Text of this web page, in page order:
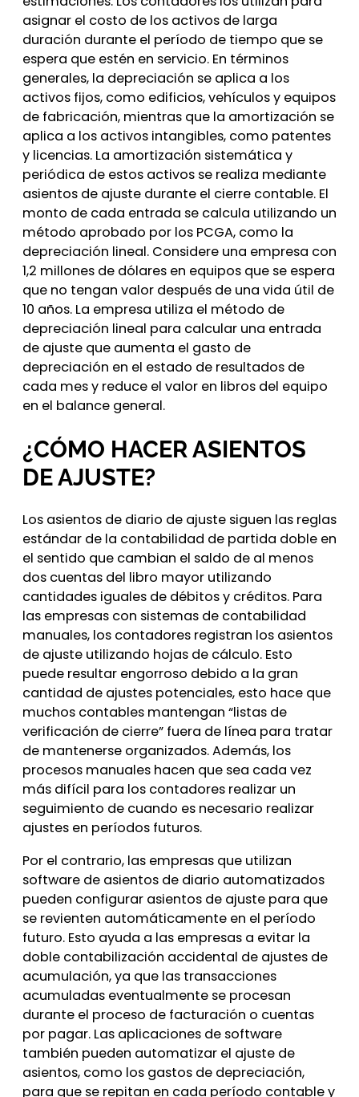
asignar el costo de los activos de larga
duración durante el período de tiempo que se
espera que estén en servicio. En términos
generales, la depreciación se aplica a los
activos fijos, como edificios, vehículos y equipos
de fabricación, mientras que la amortización se
aplica a los activos intangibles, como patentes
y licencias. La amortización sistemática y
periódica de estos activos se realiza mediante
asientos de ajuste durante el cierre contable. El
monto de cada entrada se calcula utilizando un
método aprobado por los PCGA, como la
depreciación lineal. Considere una empresa con
1,2 millones de dólares en equipos que se espera
que no tengan valor después de una vida útil de
10 años. La empresa utiliza el método de
depreciación lineal para calcular una entrada
de ajuste que aumenta el gasto de
depreciación en el estado de resultados de
cada mes y reduce el valor en libros del equipo
en el balance general.
¿CÓMO HACER ASIENTOS
DE AJUSTE?
Los asientos de diario de ajuste siguen las reglas
estándar de la contabilidad de partida doble en
el sentido que cambian el saldo de al menos
dos cuentas del libro mayor utilizando
cantidades iguales de débitos y créditos. Para
las empresas con sistemas de contabilidad
manuales, los contadores registran los asientos
de ajuste utilizando hojas de cálculo. Esto
puede resultar engorroso debido a la gran
cantidad de ajustes potenciales, esto hace que
muchos contables mantengan “listas de
verificación de cierre” fuera de línea para tratar
de mantenerse organizados. Además, los
procesos manuales hacen que sea cada vez
más difícil para los contadores realizar un
seguimiento de cuando es necesario realizar
ajustes en períodos futuros.
Por el contrario, las empresas que utilizan
software de asientos de diario automatizados
pueden configurar asientos de ajuste para que
se revienten automáticamente en el período
futuro. Esto ayuda a las empresas a evitar la
doble contabilización accidental de ajustes de
acumulación, ya que las transacciones
acumuladas eventualmente se procesan
durante el proceso de facturación o cuentas
por pagar. Las aplicaciones de software
también pueden automatizar el ajuste de
asientos, como los gastos de depreciación,
para que se repitan en cada período contable y